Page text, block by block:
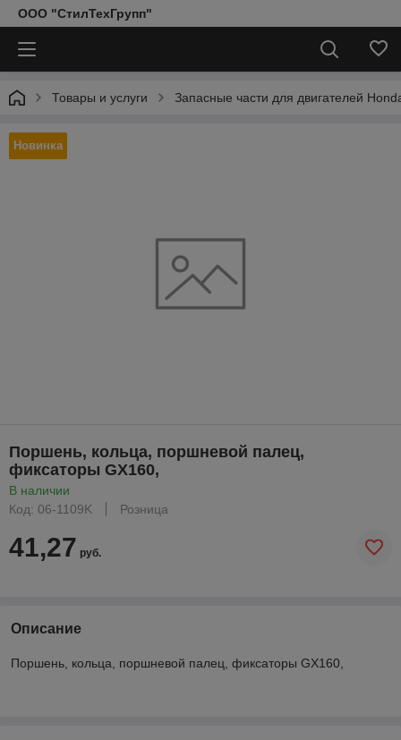
ООО "СтилТехГрупп"
Товары и услуги Запасные части для двигателей
Новинка
Поршень, кольца, поршневой палец,
фиксаторы GX160,
В наличии
Код: 06-1109K
Розница
41,27 руб.
Описание
Поршень, кольца, поршневой палец, фиксаторы GX160,